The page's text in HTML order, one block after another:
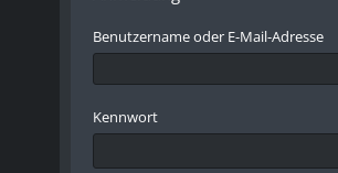
Benutzername oder E-Mail-Adresse
Kennwort